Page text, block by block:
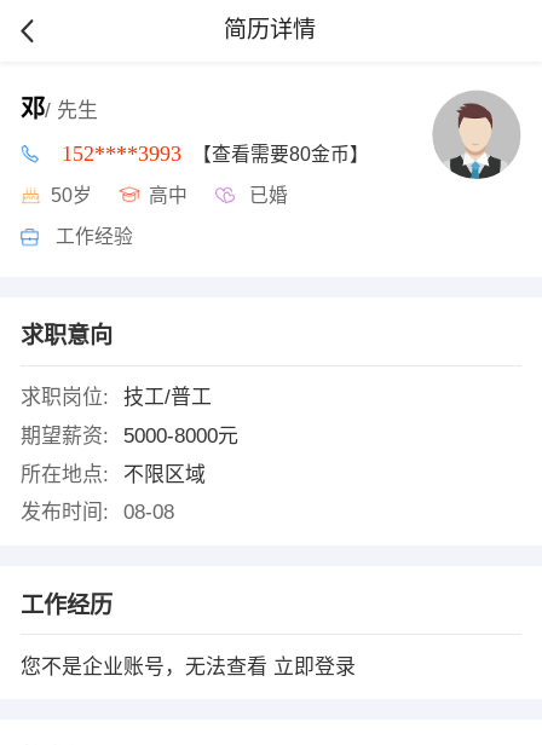
简历详情
邓/ 先生
152****3993 【查看需要80金币】
50岁 高中 已婚
工作经验
求职意向
求职岗位:
技工/普工
期望薪资:
5000-8000元
所在地点:
不限区域
发布时间:
08-08
工作经历
您不是企业账号，无法查看 立即登录